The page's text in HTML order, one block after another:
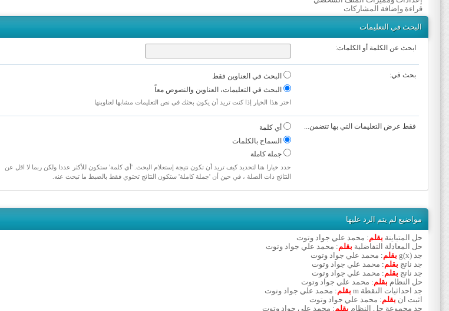
قراءة وإضافة المشاركات
البحث في التعليمات
ابحث عن الكلمة أو الكلمات:
بحث في:
البحث في العناوين فقط
البحث في التعليمات، العناوين والنصوص معاً
اختر هذا الخيار إذا كنت تريد أن يكون بحثك في نص التعليمات مشابها لعناوينها
فقط عرض التعليمات التي بها تتضمن...
أي كلمة
السماح بالكلمات
جملة كاملة
حدد خيارا هنا لتحديد كيف تريد أن تكون نتيجة إستعلام البحث. 'أي كلمة' ستكون للأكثر عددا ولكن ربما لا اقل عن
النتائج ذات الصلة ، في حين أن 'جملة كاملة' ستكون النتائج تحتوي فقط بالضبط ما تبحث عنه.
مواضيع لم يتم الرد عليها
حل المتباينة بقلم: محمد علي جواد وتوت
حل المعادلة التفاضلية بقلم: محمد علي جواد وتوت
جد g(x)
بقلم: محمد علي جواد وتوت
جد ناتج بقلم: محمد علي جواد وتوت
جد ناتج بقلم: محمد علي جواد وتوت
حل النظام بقلم: محمد علي جواد وتوت
جد احداثيات النقطة m
بقلم: محمد علي جواد وتوت
اثبت ان بقلم: محمد علي جواد وتوت
جد مجموعة حل النظام بقلم: محمد علي جواد وتوت